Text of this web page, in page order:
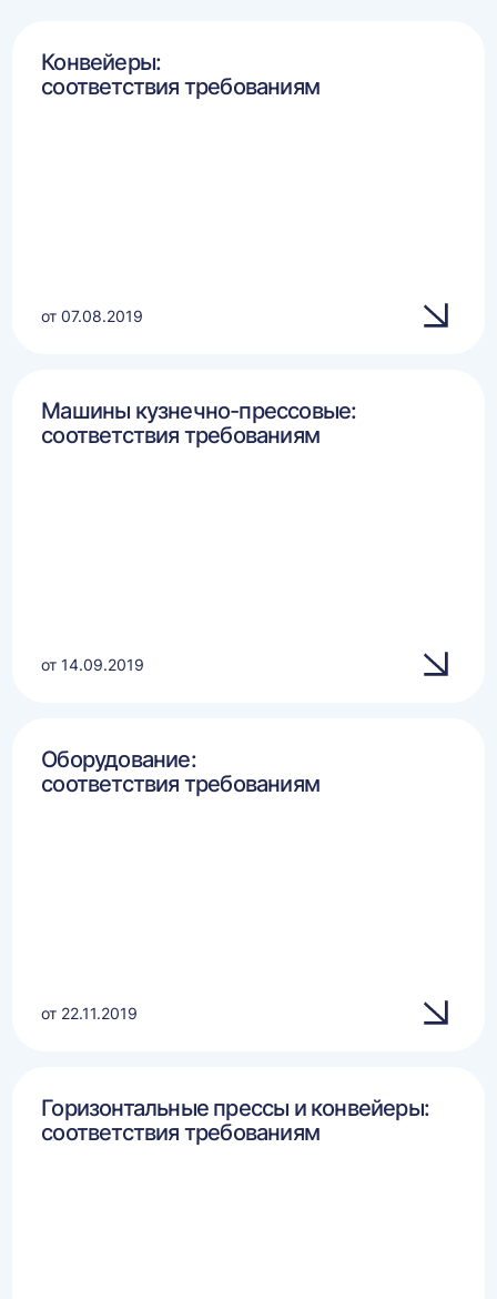
Конвейеры:
соответствия требованиям
от 07.08.2019
Машины кузнечно-прессовые:
соответствия требованиям
от 14.09.2019
Оборудование:
соответствия требованиям
от 22.11.2019
Горизонтальные прессы и конвейеры:
соответствия требованиям